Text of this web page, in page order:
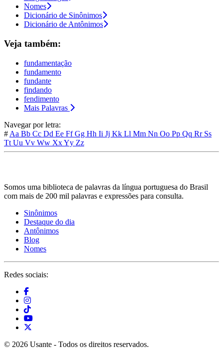
Nomes
Dicionário de Sinônimos
Dicionário de Antônimos
Veja também:
fundamentação
fundamento
fundante
findando
fendimento
Mais Palavras
Navegar por letra:
# Aa Bb Cc Dd Ee FfGg Hh Ii Jj Kk Ll Mm Nn Oo Pp Qq Rr Ss
Tt Uu Vv Ww XxYy Zz
Somos uma biblioteca de palavras da língua portuguesa do Brasil
com mais de 200 mil palavras e expressões para consulta.
Sinônimos
Destaque do dia
Antônimos
Blog
Nomes
Redes sociais:
© 2026 Usante - Todos os direitos reservados.